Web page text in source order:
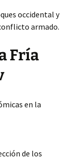
occidental y
armado.
Fría
en la
de los